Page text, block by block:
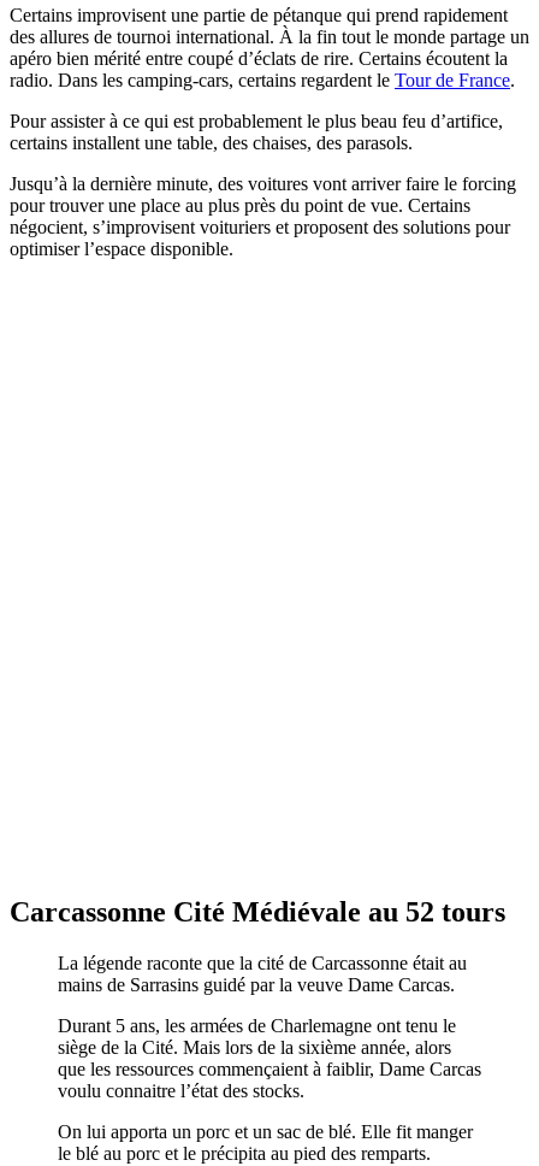
Certains improvisent une partie de pétanque qui prend rapidement
des allures de tournoi international. À la fin tout le monde partage un
apéro bien mérité entre coupé d’éclats de rire. Certains écoutent la
radio. Dans les camping-cars, certains regardent le Tour de France.
Pour assister à ce qui est probablement le plus beau feu d’artifice,
certains installent une table, des chaises, des parasols.
Jusqu’à la dernière minute, des voitures vont arriver faire le forcing
pour trouver une place au plus près du point de vue. Certains
négocient, s’improvisent voituriers et proposent des solutions pour
optimiser l’espace disponible.
Carcassonne Cité Médiévale au 52 tours
La légende raconte que la cité de Carcassonne était au
mains de Sarrasins guidé par la veuve Dame Carcas.
Durant 5 ans, les armées de Charlemagne ont tenu le
siège de la Cité. Mais lors de la sixième année, alors
que les ressources commençaient à faiblir, Dame Carcas
voulu connaitre l’état des stocks.
On lui apporta un porc et un sac de blé. Elle fit manger
le blé au porc et le précipita au pied des remparts.